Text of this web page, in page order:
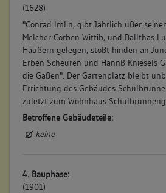
(1628)
"Conrad Imlin, gibt Jährlich ußer
Melcher Corben Wittib, und Ballthas
Häußern gelegen, stoßt hinden an
Erben Scheuren und Hannß Kniesels
die Gaßen". Der Gartenplatz bleibt
Errichtung des Gebäudes
zuletzt zum Wohnhaus
Betroffene Gebäudeteile:
keine
4. Bauphase:
(1901)